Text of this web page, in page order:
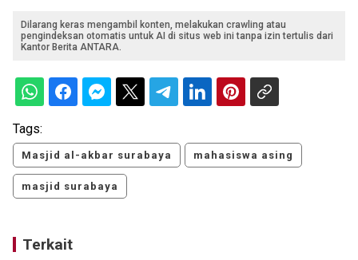
Dilarang keras mengambil konten, melakukan crawling atau
pengindeksan otomatis untuk AI di situs web ini tanpa izin tertulis dari
Kantor Berita ANTARA.
Tags:
Masjid al-akbar surabaya mahasiswa asing
masjid surabaya
Terkait